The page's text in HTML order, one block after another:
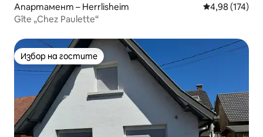
Апартамент – Herrlisheim Средна
4,98 (174)
Gîte „Chez Paulette“
Избор на гостите
Избор на гостите